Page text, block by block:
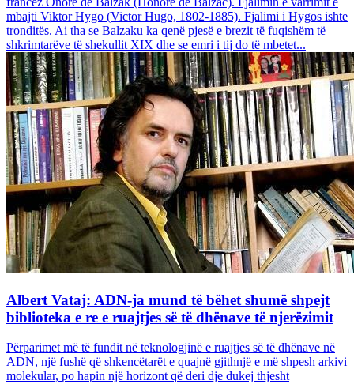
mbajti Viktor Hygo (Victor Hugo, 1802-1885). Fjalimi i Hygos ishte
tronditës. Ai tha se Balzaku ka qenë pjesë e brezit të fuqishëm të
shkrimtarëve të shekullit XIX dhe se emri i tij do të mbetet...
Albert Vataj: ADN-ja mund të bëhet shumë shpejt
biblioteka e re e ruajtjes së të dhënave të njerëzimit
Përparimet më të fundit në teknologjinë e ruajtjes së të dhënave në
ADN, një fushë që shkencëtarët e quajnë gjithnjë e më shpesh arkivi
molekular, po hapin një horizont që deri dje dukej thjesht